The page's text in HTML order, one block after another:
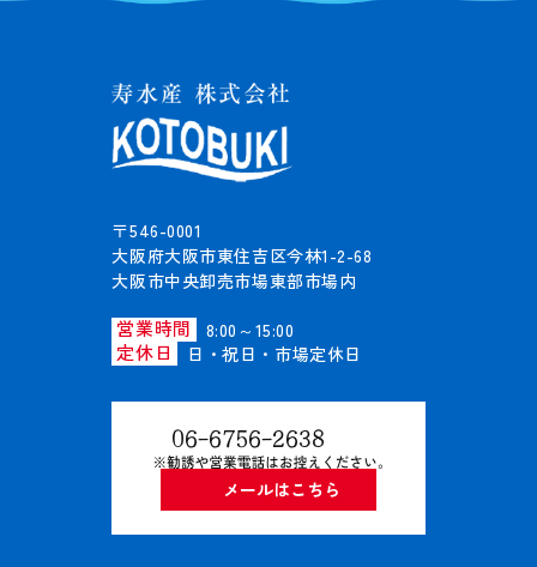
〒546-0001
大阪府大阪市東住吉区今林1-2-68
大阪市中央卸売市場東部市場内
営業時間 8:00～15:00
定休日 日・祝日・市場定休日
06-6756-2638
メールはこちら